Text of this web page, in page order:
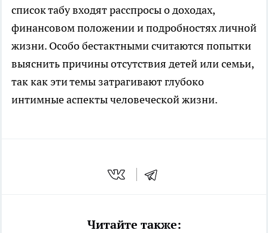
список табу входят расспросы о доходах,
финансовом положении и подробностях личной
жизни. Особо бестактными считаются попытки
выяснить причины отсутствия детей или семьи,
так как эти темы затрагивают глубоко
интимные аспекты человеческой жизни.
Читайте также: